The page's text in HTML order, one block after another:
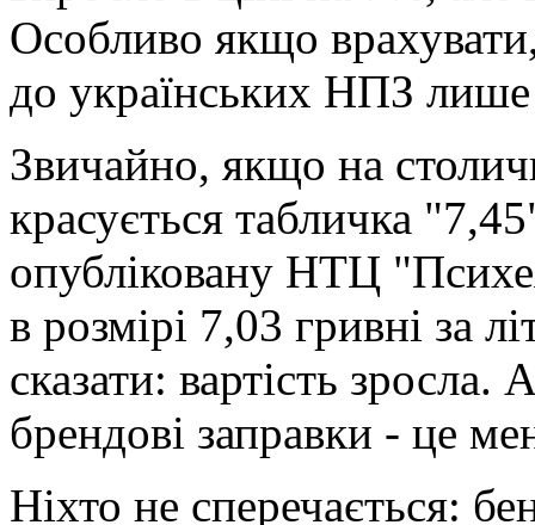
Особливо якщо
до українських НПЗ
Звичайно, якщо на
красується табличка
опубліковану НТЦ
в розмірі 7,03 гривні за
сказати: вартість
брендові заправки - це
Ніхто не сперечається: